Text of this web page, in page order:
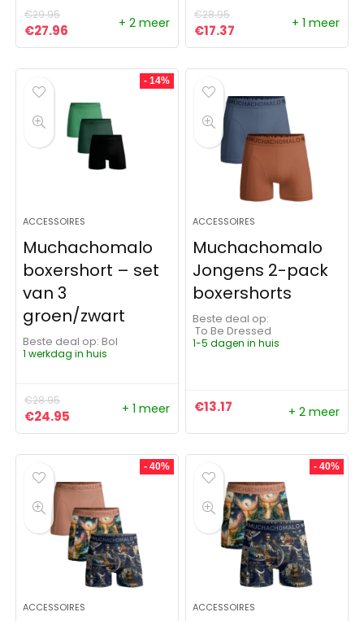
€29.95
Oorspronkelijke prijs was: €29.95.
€27.96 Huidige prijs is: €27.96.
+ 2 meer
€28.95
Oorspronkelijke prijs was:
€17.37 Huidige prijs is:
+ 1 meer
- 14%
ACCESSOIRES
Muchachomalo
boxershort – set
van 3
groen/zwart
Beste deal op:
Bol
1 werkdag in huis
€28.95
Oorspronkelijke prijs was: €28.95.
€24.95 Huidige prijs is: €24.95.
+ 1 meer
ACCESSOIRES
Muchachomalo
Jongens 2-pack
boxershorts
Beste deal op:
To Be Dressed
1-5 dagen in huis
€13.17 + 2 meer
- 40%
ACCESSOIRES
- 40%
ACCESSOIRES